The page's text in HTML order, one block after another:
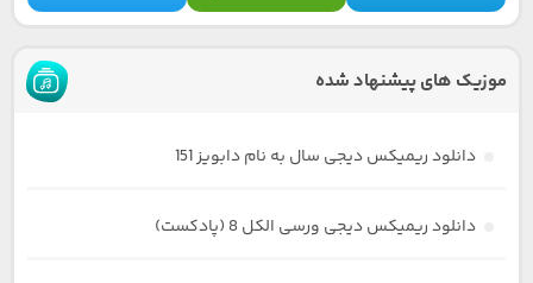
موزیک های پیشنهاد شده
دانلود ریمیکس دیجی سال به نام دابویز 151
دانلود ریمیکس دیجی ورسی الکل 8 (پادکست)